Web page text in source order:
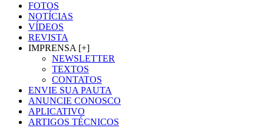
FOTOS
NOTÍCIAS
VÍDEOS
REVISTA
IMPRENSA [+]
NEWSLETTER
TEXTOS
CONTATOS
ENVIE SUA PAUTA
ANUNCIE CONOSCO
APLICATIVO
ARTIGOS TÉCNICOS